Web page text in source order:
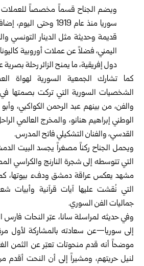
ويضم الجناح قسماً مخصصاً للعملات
سوريا منذ عام 1919 وحتى
قديمة وحديثة مثل الدينار التونسي
اليمني، فضلاً عن عملات أوروبية
دول إفريقية، ما يمنح الزائر رحلة بصرية
كما تشارك الجمعية السورية لهواة
الشخصيات السورية التي تركت بصمتها في
والفن، من بينهم عبد الرحمن الكواكبي،
الوطني إبراهيم هنانو، والمخرج العالمي
القدسي، والفنان التشكيلي فاتح المدرس.
ويحمل الجناح ركناً مصغراً يجسد البيت
التي تتوسطه إلى شجرة النارنج والكراسي
مشهد يعكس عراقة دمشق ودفء بيوتها،
التي نُقشت عليها آيات قرآنية وأبيات
جماليات الفن السوري.
وفي حديثه لمراسلة سانا، عبّر النحات
إلى سوريا—عن سعادته بالمشاركة لأول
موضحاً أنه قدم منحوتات تعبّر عن الثمن
لنيل حريتهم، ومشيراً إلى أن النحت